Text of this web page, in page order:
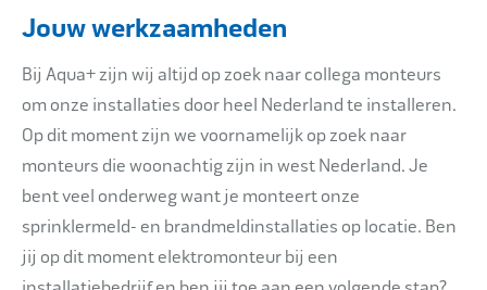
Jouw werkzaamheden
Bij Aqua+ zijn wij altijd op zoek naar collega monteurs
om onze installaties door heel Nederland te installeren.
Op dit moment zijn we voornamelijk op zoek naar
monteurs die woonachtig zijn in west Nederland. Je
bent veel onderweg want je monteert onze
sprinklermeld- en brandmeldinstallaties op locatie. Ben
jij op dit moment elektromonteur bij een